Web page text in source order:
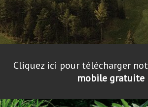
Cliquez ici pour télécharger
mobile gratuite